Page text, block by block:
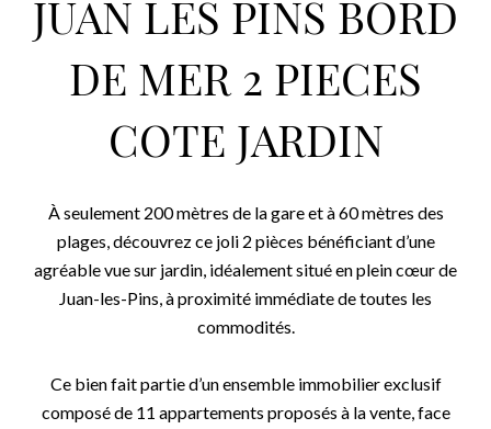
JUAN LES PINS BORD
DE MER 2 PIECES
COTE JARDIN
À seulement 200 mètres de la gare et à 60 mètres des
plages, découvrez ce joli 2 pièces bénéficiant d’une
agréable vue sur jardin, idéalement situé en plein cœur de
Juan-les-Pins, à proximité immédiate de toutes les
commodités.
Ce bien fait partie d’un ensemble immobilier exclusif
composé de 11 appartements proposés à la vente, face